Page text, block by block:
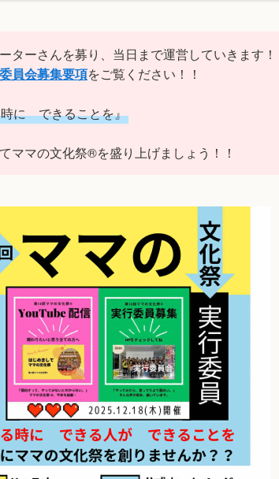
ターさんを募り、当日まで運営していきます！
員会募集要項をご覧ください！！
に できることを』
ママの文化祭®を盛り上げましょう！！